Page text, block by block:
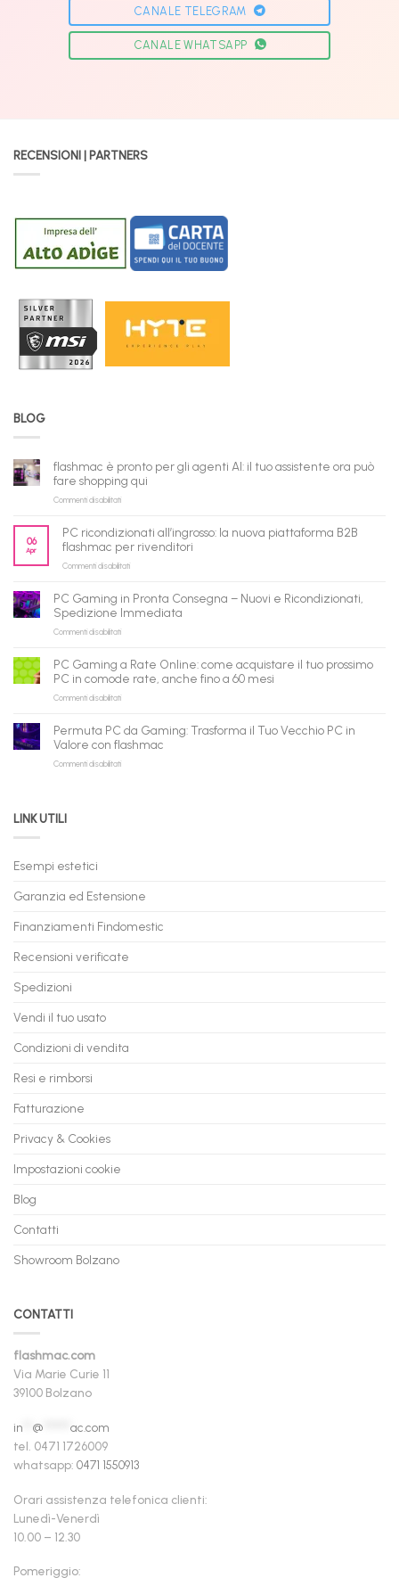
CANALE TELEGRAM
CANALE WHATSAPP
RECENSIONI | PARTNERS
BLOG
flashmac è pronto per gli agenti AI: il tuo assistente ora può
fare shopping qui
Commenti disabilitatisu
pronto
per
gli
AI:
il
tuo
assistente
può
fare
shopping
qui
06
Apr
PC ricondizionati all’ingrosso: la nuova piattaforma B2B
flashmac per rivenditori
Commenti disabilitatisu
ricondizionati
all’ingrosso:
la
B2B
flashmac
per
PC Gaming in Pronta Consegna – Nuovi e Ricondizionati,
Spedizione Immediata
Commenti disabilitatisu
Gaming
in
Pronta
Consegna
Nuovi
Ricondizionati,
Spedizione
PC Gaming a Rate Online: come acquistare il tuo prossimo
PC in comode rate, anche fino a 60 mesi
Commenti disabilitatisu
Gaming
a
Rate
Online:
anche
a
Permuta PC da Gaming: Trasforma il Tuo Vecchio PC in
Valore con flashmac
Commenti disabilitatisu
in
con
LINK UTILI
Esempi estetici
Garanzia ed Estensione
Finanziamenti Findomestic
Recensioni verificate
Spedizioni
Vendi il tuo usato
Condizioni di vendita
Resi e rimborsi
Fatturazione
Privacy & Cookies
Impostazioni cookie
Blog
Contatti
Showroom Bolzano
CONTATTI
flashmac.com
Via Marie Curie 11
39100 Bolzano
in @
ac.com
tel. 0471 1726009
whatsapp: 0471 1550913
Orari assistenza telefonica clienti:
Lunedì-Venerdì
10.00 – 12.30
Pomeriggio: